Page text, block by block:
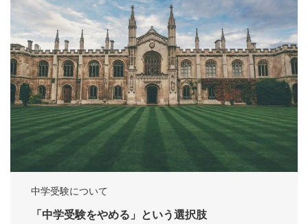
中学受験について
「中学受験をやめる」という選択肢